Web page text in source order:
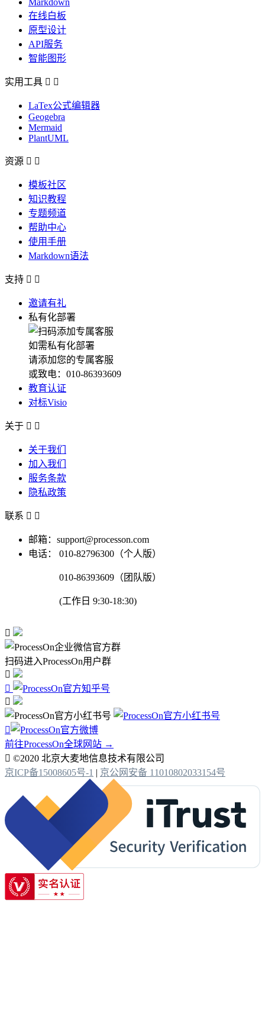
在线白板
原型设计
API服务
智能图形
实用工具  
LaTex公式编辑器
Geogebra
Mermaid
PlantUML
资源  
模板社区
知识教程
专题频道
帮助中心
使用手册
Markdown语法
支持  
邀请有礼
私有化部署
如需私有化部署
请添加您的专属客服
或致电：010-86393609
教育认证
对标Visio
关于  
关于我们
加入我们
服务条款
隐私政策
联系  
邮箱：support@processon.com
电话：
010-82796300（个人版）
010-86393609（团队版）
(工作日 9:30-18:30)

扫码进入ProcessOn用户群




前往ProcessOn全球网站 →
 ©2020 北京大麦地信息技术有限公司
京ICP备15008605号-1 | 京公网安备 11010802033154号